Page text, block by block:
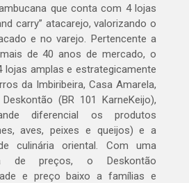
que conta com 4 lojas
carry” atacarejo, valorizando o
e no varejo. Pertencente a
de 40 anos de mercado, o
lojas amplas e estrategicamente
da Imbiribeira, Casa Amarela,
(BR 101 KarneKeijo),
diferencial os produtos
aves, peixes e queijos) e a
culinária oriental. Com uma
de preços, o Deskontão
e preço baixo a famílias e